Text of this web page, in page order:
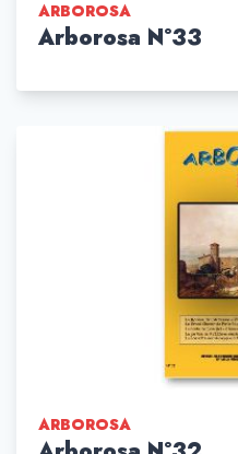
ARBOROSA
Arborosa N°33
ARBOROSA